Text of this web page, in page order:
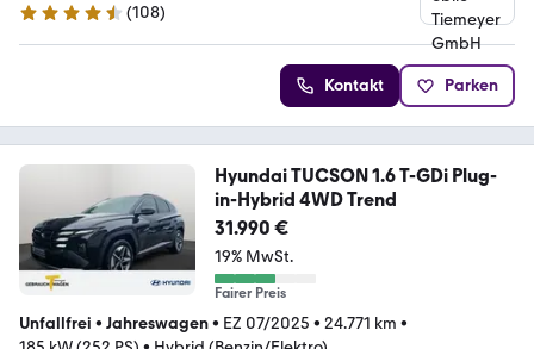
4.6 Sterne
(108)
Kontakt Parken
Hyundai TUCSON 1.6 T-GDi Plug-
in-Hybrid 4WD Trend
31.990 €
19% MwSt.
Fairer Preis
Unfallfrei • Jahreswagen• EZ 07/2025 • 24.771 km •